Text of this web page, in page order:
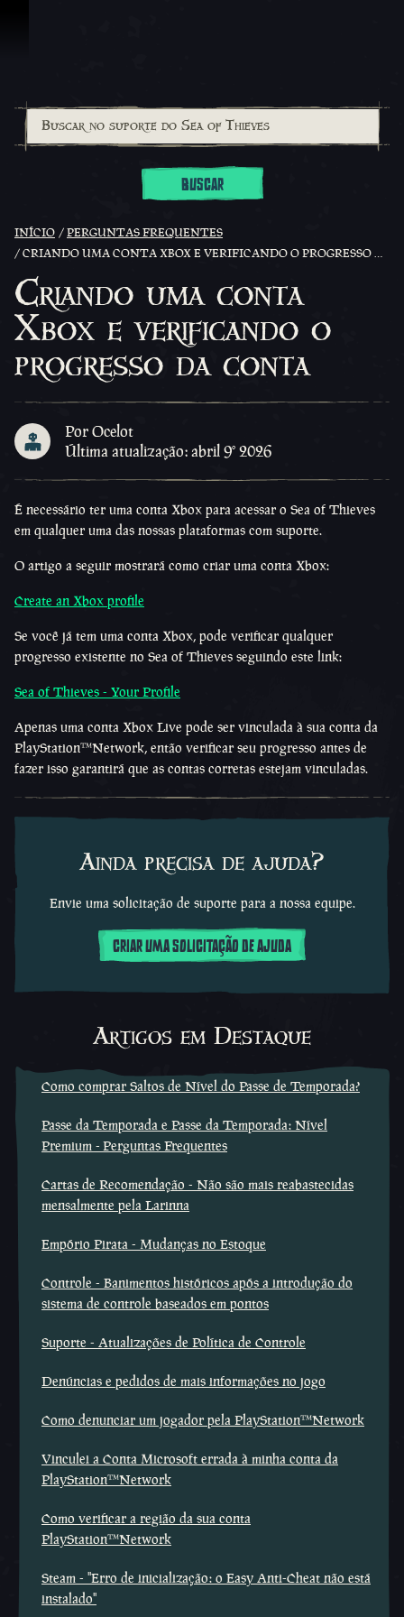
BUSCAR
INÍCIO
PERGUNTAS FREQUENTES
CRIANDO UMA CONTA XBOX E VERIFICANDO O PROGRESSO DA CONTA
Criando uma conta
Xbox e verificando o
progresso da conta
Por Ocelot
Última atualização: abril 9º 2026
É necessário ter uma conta Xbox para acessar o Sea of Thieves
em qualquer uma das nossas plataformas com suporte.
O artigo a seguir mostrará como criar uma conta Xbox:
Create an Xbox profile
Se você já tem uma conta Xbox, pode verificar qualquer
progresso existente no Sea of Thieves seguindo este link:
Sea of Thieves - Your Profile
Apenas uma conta Xbox Live pode ser vinculada à sua conta da
PlayStation™Network, então verificar seu progresso antes de
fazer isso garantirá que as contas corretas estejam vinculadas.
Ainda precisa de ajuda?
Envie uma solicitação de suporte para a nossa equipe.
CRIAR UMA SOLICITAÇÃO DE AJUDA
Artigos em Destaque
Como comprar Saltos de Nível do Passe de Temporada?
Passe da Temporada e Passe da Temporada: Nível
Premium - Perguntas Frequentes
Cartas de Recomendação - Não são mais reabastecidas
mensalmente pela Larinna
Empório Pirata - Mudanças no Estoque
Controle - Banimentos históricos após a introdução do
sistema de controle baseados em pontos
Suporte - Atualizações de Política de Controle
Denúncias e pedidos de mais informações no jogo
Como denunciar um jogador pela PlayStation™Network
Vinculei a Conta Microsoft errada à minha conta da
PlayStation™Network
Como verificar a região da sua conta
PlayStation™Network
Steam - ''Erro de inicialização: o Easy Anti-Cheat não está
instalado''